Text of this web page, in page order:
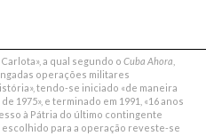
a qual segundo oCuba Ahora
operações militares
tendo-se iniciado «de maneira
1975», e terminado em 1991, «16 anos
à Pátria do último contingente
escolhido para a operação reveste-se